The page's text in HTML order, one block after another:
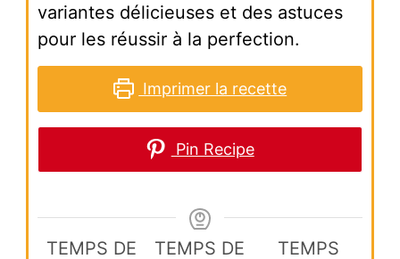
variantes délicieuses et des astuces
pour les réussir à la perfection.
Imprimer la recette
Pin Recipe
TEMPS DE
TEMPS DE
TEMPS